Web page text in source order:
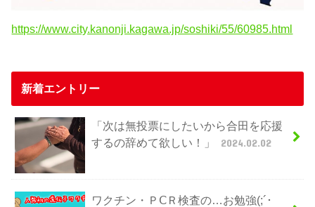
https://www.city.kanonji.kagawa.jp/soshiki/55/60985.html
新着エントリー
「次は無投票にしたいから合田を応援
するの辞めて欲しい！」
2024.02.02
ワクチン・ＰⅭＲ検査の…お勉強(;´･